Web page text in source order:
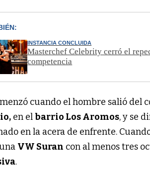
INSTANCIA CONCLUIDA
Masterchef Celebrity cerró el
competencia
cuando el hombre salió del
en elbarrio Los Aromos, y se
en la acera de enfrente.
VW Suran con al menos tres
.